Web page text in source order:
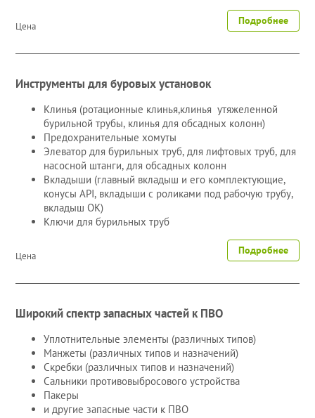
Цена Подробнее
Инструменты для буровых установок
Клинья (ротационные клинья,клинья утяжеленной
бурильной трубы, клинья для обсадных колонн)
Предохранительные хомуты
Элеватор для бурильных труб, для лифтовых труб, для
насосной штанги, для обсадных колонн
Вкладыши (главный вкладыш и его комплектующие,
конусы API, вкладыши с роликами под рабочую трубу,
вкладыш ОК)
Ключи для бурильных труб
Цена Подробнее
Широкий спектр запасных частей к ПВО
Уплотнительные элементы (различных типов)
Манжеты (различных типов и назначений)
Скребки (различных типов и назначений)
Сальники противовыбросового устройства
Пакеры
и другие запасные части к ПВО